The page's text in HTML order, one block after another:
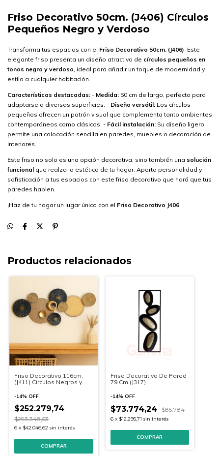
Friso Decorativo 50cm. (J406) Círculos
Pequeños Negro y Verdoso
Transforma tus espacios con el Friso Decorativo 50cm. (J406). Este
elegante friso presenta un diseño atractivo de círculos pequeños en
tonos negro y verdoso, ideal para añadir un toque de modernidad y
estilo a cualquier habitación.
Características destacadas: - Medida: 50 cm de largo, perfecto para
adaptarse a diversas superficies. - Diseño versátil: Los círculos
pequeños ofrecen un patrón visual que complementa tanto ambientes
contemporáneos como clásicos. - Fácil instalación: Su diseño ligero
permite una colocación sencilla en paredes, muebles o decoración de
interiores.
Este friso no solo es una opción decorativa, sino también una solución
funcional que realza la estética de tu hogar. Aporta personalidad y
sofisticación a tus espacios con este friso decorativo que hará que tus
paredes hablen.
¡Haz de tu hogar un lugar único con el Friso Decorativo J406!
Productos relacionados
Friso Decorativo 116cm.
(J411) Círculos Negros y
-14% OFF
$252.279,74
$293.348,53
6 x $42.046,62 sin interés
Friso Decorativo De Pared
79 Cm (J317)
-14% OFF
$73.774,24 $85.784
6 x $12.295,71 sin interés